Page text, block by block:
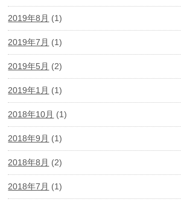
2019年8月 (1)
2019年7月 (1)
2019年5月 (2)
2019年1月 (1)
2018年10月 (1)
2018年9月 (1)
2018年8月 (2)
2018年7月 (1)